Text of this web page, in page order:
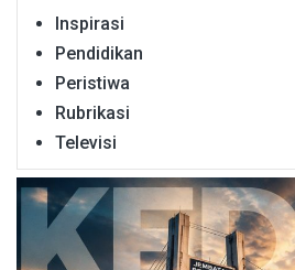
Inspirasi
Pendidikan
Peristiwa
Rubrikasi
Televisi